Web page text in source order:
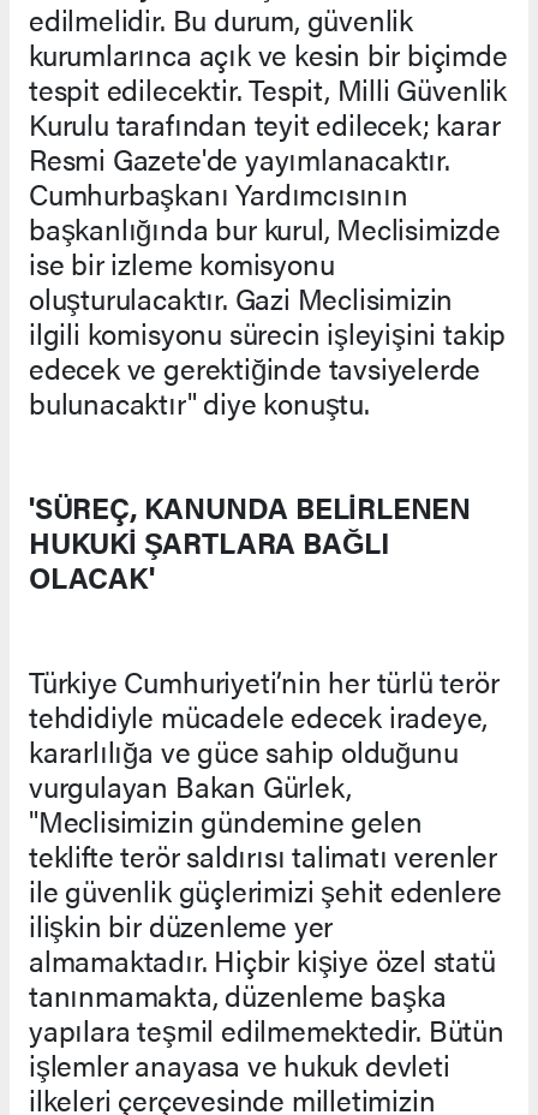
edilmelidir. Bu durum, güvenlik
kurumlarınca açık ve kesin bir biçimde
tespit edilecektir. Tespit, Milli Güvenlik
Kurulu tarafından teyit edilecek; karar
Resmi Gazete'de yayımlanacaktır.
Cumhurbaşkanı Yardımcısının
başkanlığında bur kurul, Meclisimizde
ise bir izleme komisyonu
oluşturulacaktır. Gazi Meclisimizin
ilgili komisyonu sürecin işleyişini takip
edecek ve gerektiğinde tavsiyelerde
bulunacaktır" diye konuştu.
'SÜREÇ, KANUNDA BELİRLENEN
HUKUKİ ŞARTLARA BAĞLI
OLACAK'
Türkiye Cumhuriyeti’nin her türlü terör
tehdidiyle mücadele edecek iradeye,
kararlılığa ve güce sahip olduğunu
vurgulayan Bakan Gürlek,
"Meclisimizin gündemine gelen
teklifte terör saldırısı talimatı verenler
ile güvenlik güçlerimizi şehit edenlere
ilişkin bir düzenleme yer
almamaktadır. Hiçbir kişiye özel statü
tanınmamakta, düzenleme başka
yapılara teşmil edilmemektedir. Bütün
işlemler anayasa ve hukuk devleti
ilkeleri çerçevesinde milletimizin